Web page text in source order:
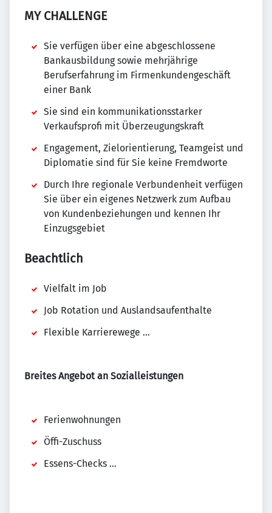
MY CHALLENGE
Sie verfügen über eine abgeschlossene
Bankausbildung sowie mehrjährige
Berufserfahrung im Firmenkundengeschäft
einer Bank
Sie sind ein kommunikationsstarker
Verkaufsprofi mit Überzeugungskraft
Engagement, Zielorientierung, Teamgeist und
Diplomatie sind für Sie keine Fremdworte
Durch Ihre regionale Verbundenheit verfügen
Sie über ein eigenes Netzwerk zum Aufbau
von Kundenbeziehungen und kennen Ihr
Einzugsgebiet
Beachtlich
Vielfalt im Job
Job Rotation und Auslandsaufenthalte
Flexible Karrierewege ...
Breites Angebot an Sozialleistungen
Ferienwohnungen
Öffi-Zuschuss
Essens-Checks ...